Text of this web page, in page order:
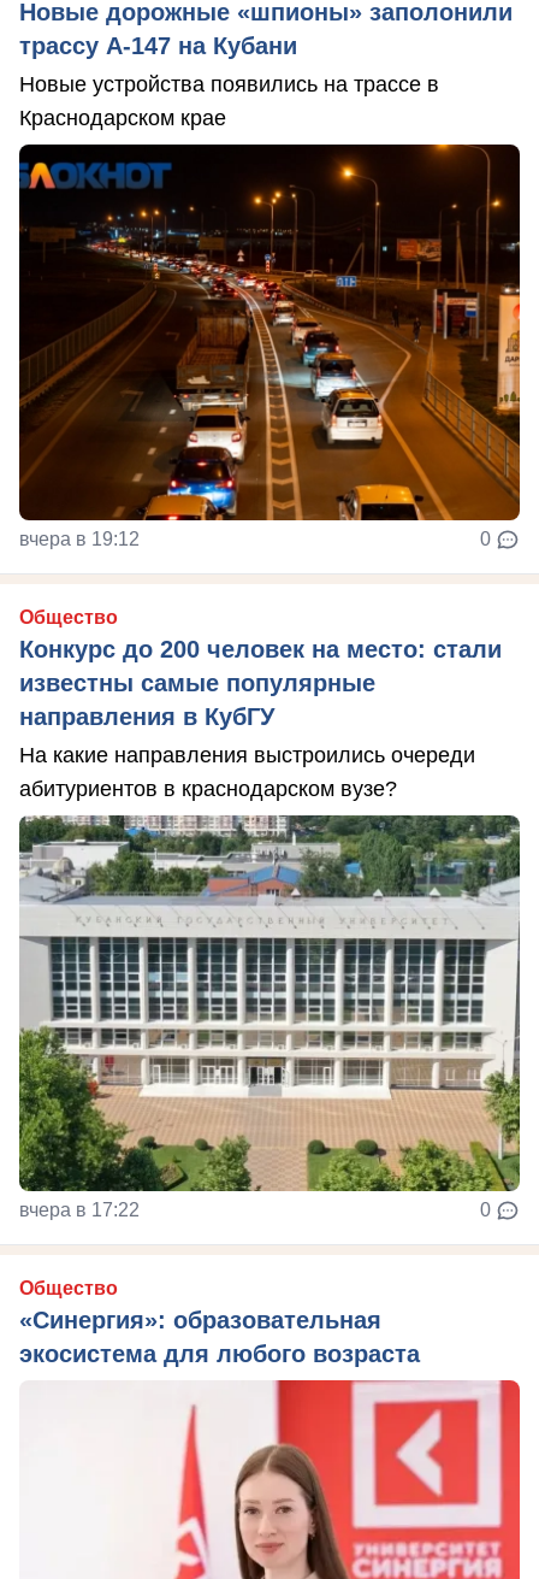
Новые дорожные «шпионы» заполонили
трассу А-147 на Кубани
Новые устройства появились на трассе в
Краснодарском крае
вчера в 19:12 0
Общество
Конкурс до 200 человек на место: стали
известны самые популярные
направления в КубГУ
На какие направления выстроились очереди
абитуриентов в краснодарском вузе?
вчера в 17:22 0
Общество
«Синергия»: образовательная
экосистема для любого возраста